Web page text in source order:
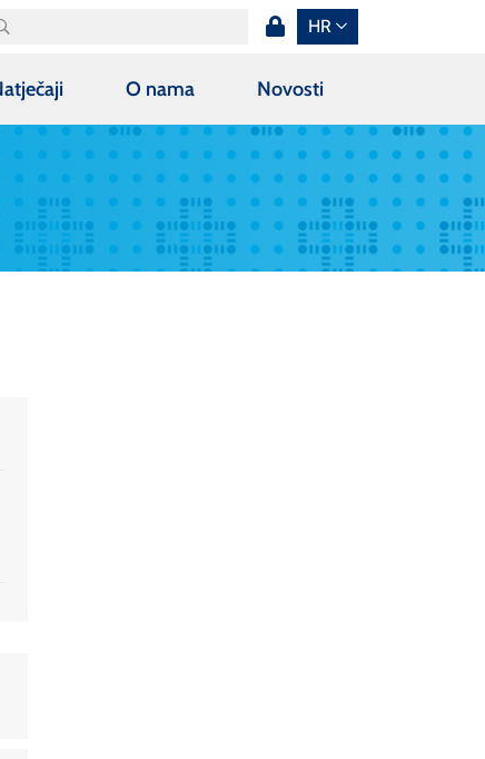
HR
O nama Novosti